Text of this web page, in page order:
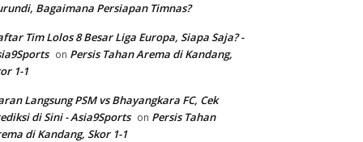
Bagaimana Persiapan Timnas?
Tim Lolos 8 Besar Liga Europa, Siapa Saja? -
on Persis Tahan Arema di Kandang,
1-1
Langsung PSM vs Bhayangkara FC, Cek
di Sini - Asia9Sports on Persis Tahan
di Kandang, Skor 1-1